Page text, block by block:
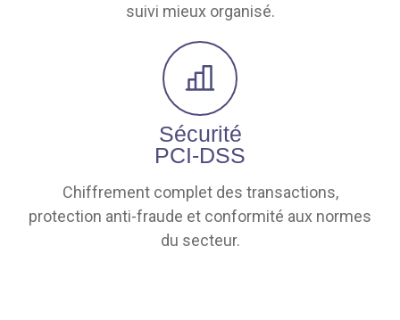
suivi mieux organisé.
Sécurité
PCI-DSS
Chiffrement complet des transactions,
protection anti-fraude et conformité aux normes
du secteur.